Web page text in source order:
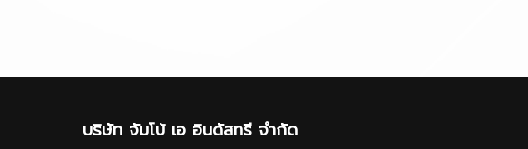
บริษัท จัมโบ้ เอ อินดัสทรี จำกัด